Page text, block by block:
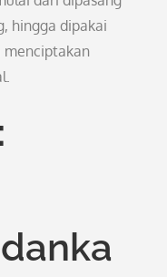
hingga dipakai
menciptakan